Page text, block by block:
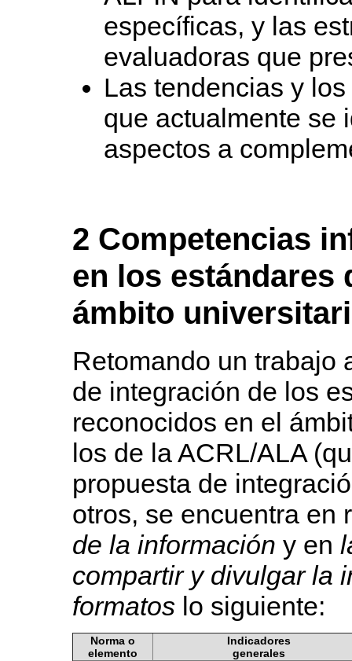
específicas, y las
evaluadoras que
Las tendencias y
que actualmente se
aspectos a
2 Competencias
en los estándares
ámbito
Retomando un trabajo
de integración de los
reconocidos en el
los de la ACRL/ALA
propuesta de
otros, se encuentra en
de la información y en
compartir y divulgar la
formatos lo siguiente:
Norma o
elemento
Indicadores
generales